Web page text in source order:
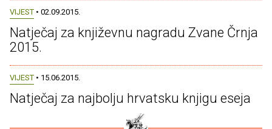
VIJEST • 02.09.2015.
Natječaj za književnu nagradu Zvane Črnja
2015.
VIJEST • 15.06.2015.
Natječaj za najbolju hrvatsku knjigu eseja